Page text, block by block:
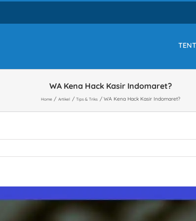
WA Kena Hack Kasir Indomaret?
Home Artikel Tips & Triks WA Kena Hack Kasir Indomaret?